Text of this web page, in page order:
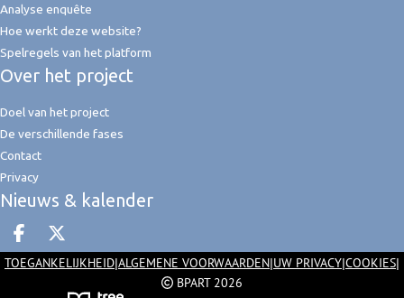
Analyse enquête
Hoe werkt deze website?
Spelregels van het platform
Over het project
Doel van het project
De verschillende fases
Contact
Privacy
Nieuws & kalender
Deel op facebook
Deel op X
TOEGANKELIJKHEID|ALGEMENE VOORWAARDEN|UW PRIVACY|COOKIES|
BPART 2026